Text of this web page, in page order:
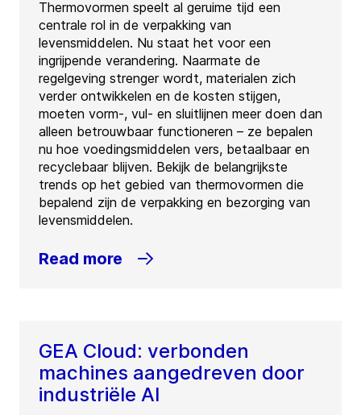
Thermovormen speelt al geruime tijd een
centrale rol in de verpakking van
levensmiddelen. Nu staat het voor een
ingrijpende verandering. Naarmate de
regelgeving strenger wordt, materialen zich
verder ontwikkelen en de kosten stijgen,
moeten vorm-, vul- en sluitlijnen meer doen dan
alleen betrouwbaar functioneren – ze bepalen
nu hoe voedingsmiddelen vers, betaalbaar en
recyclebaar blijven. Bekijk de belangrijkste
trends op het gebied van thermovormen die
bepalend zijn de verpakking en bezorging van
levensmiddelen.
Read more
GEA Cloud: verbonden
machines aangedreven door
industriële AI